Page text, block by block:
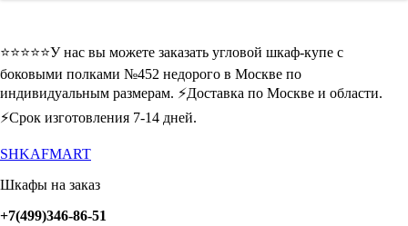
⭐️⭐️⭐️⭐️⭐️У нас вы можете заказать угловой шкаф-купе с
боковыми полками №452 недорого в Москве по
индивидуальным размерам. ⚡️Доставка по Москве и области.
⚡️Срок изготовления 7-14 дней.
SHKAFMART
Шкафы на заказ
+7(499)346-86-51